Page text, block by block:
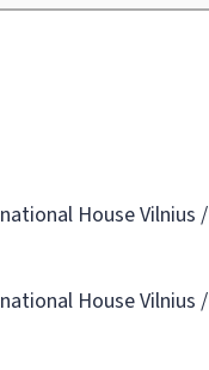
House Vilnius /
House Vilnius /